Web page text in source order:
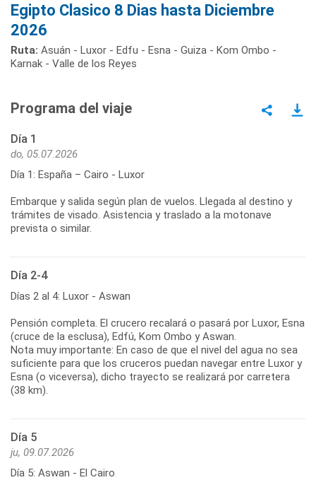
Egipto Clasico 8 Dias hasta Diciembre
2026
Ruta: Asuán - Luxor - Edfu - Esna - Guiza - Kom Ombo -
Karnak - Valle de los Reyes
Programa del viaje
Día 1
do, 05.07.2026
Día 1: España – Cairo - Luxor
Embarque y salida según plan de vuelos. Llegada al destino y
trámites de visado. Asistencia y traslado a la motonave
prevista o similar.
Día 2-4
Días 2 al 4: Luxor - Aswan
Pensión completa. El crucero recalará o pasará por Luxor, Esna
(cruce de la esclusa), Edfú, Kom Ombo y Aswan.
Nota muy importante: En caso de que el nivel del agua no sea
suficiente para que los cruceros puedan navegar entre Luxor y
Esna (o viceversa), dicho trayecto se realizará por carretera
(38 km).
Día 5
ju, 09.07.2026
Día 5: Aswan - El Cairo